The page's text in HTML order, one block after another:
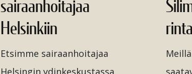
sairaanhoitajaa
Helsinkiin
Etsimme sairaanhoitajaa
Helsingin ydinkeskustassa